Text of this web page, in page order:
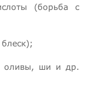
(борьба с
оливы, ши и др.